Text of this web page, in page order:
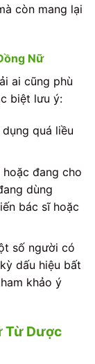
còn mang lại
Nữ
ai cũng phù
biệt lưu ý:
quá liều
đang cho
dùng
bác sĩ hoặc
số người có
dấu hiệu bất
khảo ý
Từ Dược